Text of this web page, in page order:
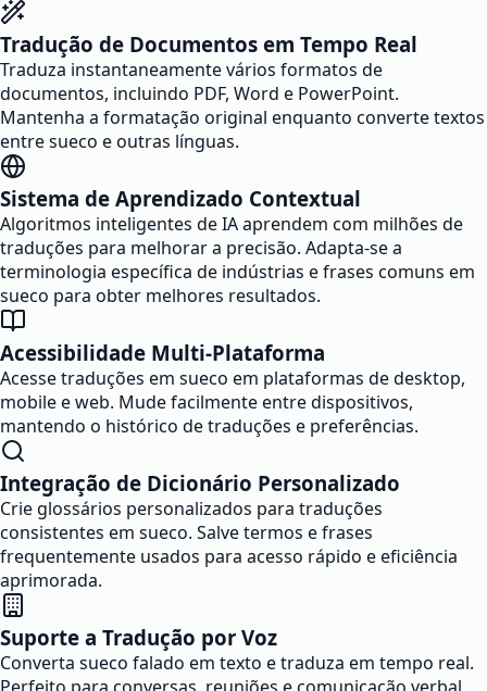
Tradução de Documentos em Tempo Real
Traduza instantaneamente vários formatos de
documentos, incluindo PDF, Word e PowerPoint.
Mantenha a formatação original enquanto converte textos
entre sueco e outras línguas.
Sistema de Aprendizado Contextual
Algoritmos inteligentes de IA aprendem com milhões de
traduções para melhorar a precisão. Adapta-se a
terminologia específica de indústrias e frases comuns em
sueco para obter melhores resultados.
Acessibilidade Multi-Plataforma
Acesse traduções em sueco em plataformas de desktop,
mobile e web. Mude facilmente entre dispositivos,
mantendo o histórico de traduções e preferências.
Integração de Dicionário Personalizado
Crie glossários personalizados para traduções
consistentes em sueco. Salve termos e frases
frequentemente usados para acesso rápido e eficiência
aprimorada.
Suporte a Tradução por Voz
Converta sueco falado em texto e traduza em tempo real.